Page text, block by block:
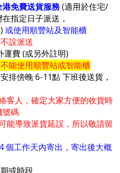
港免費送貨服務(適用於住宅/
指定日子派送，
或使用順豐站及智能櫃
設派送
費 (或另外註明)
能使用順豐站或智能櫃
排傍晚 6-11點 下班後送貨，
客人，確定大家方便的收貨時
號碼
導致派貨延誤，所以敬請留
個工作天內寄出，寄出後大概
或時段